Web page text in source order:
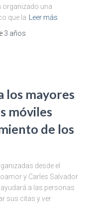
organizado una
que la
Leer más
3 años
los mayores
móviles
de los
desde el
y Carles Salvador
a las personas
sus citas y ver